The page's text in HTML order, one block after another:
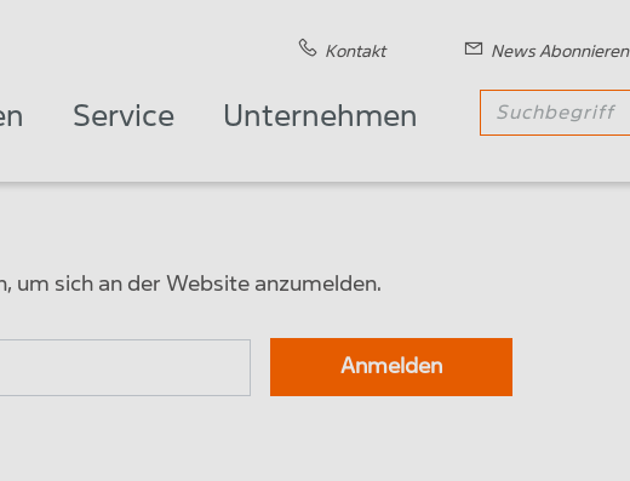
Kontakt News Abonnieren
Service Unternehmen
um sich an der Website anzumelden.
Anmelden